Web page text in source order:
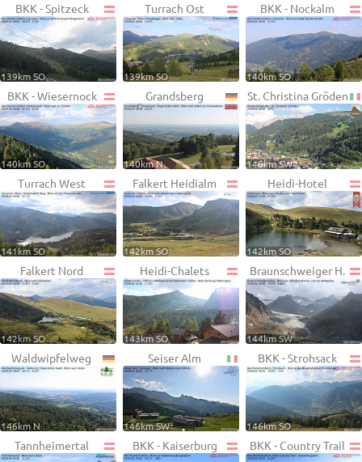
BKK - Spitzeck
139km SO
Turrach Ost
139km SO
BKK - Nockalm
140km SO
BKK - Wiesernock
140km SO
Grandsberg
140km N
St. Christina Gröden
140km SW
Turrach West
141km SO
Falkert Heidialm
142km SO
Heidi-Hotel
142km SO
Falkert Nord
142km SO
Heidi-Chalets
143km SO
Braunschweiger H.
144km SW
Waldwipfelweg
146km N
Seiser Alm
146km SW
BKK - Strohsack
146km SO
Tannheimertal BKK - Kaiserburg BKK - Country Trail